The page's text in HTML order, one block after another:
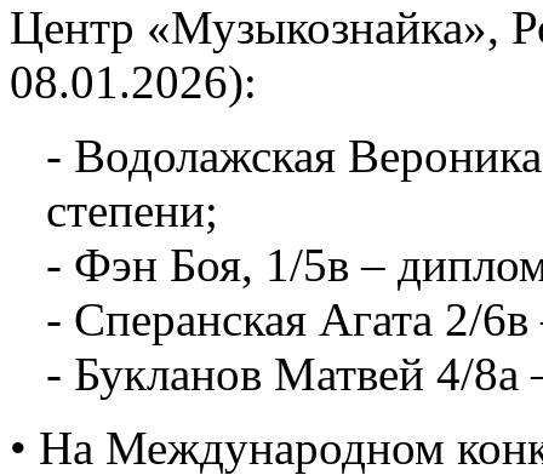
Центр «Музыкознайка»,
08.01.2026):
- Водолажская
степени;
- Фэн Боя, 1/5в –
- Сперанская Агата 2/
- Букланов Матвей 4/8а
• На Международном